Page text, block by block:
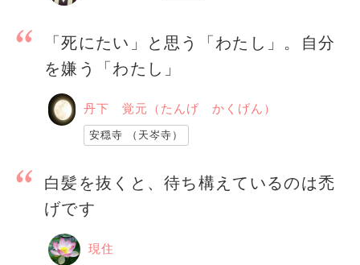
「死にたい」と思う「わたし」。自分
を嫌う「わたし」
丹下 覚元（たんげ かくげん）
安穏寺 （天岑寺）
白髪を抜くと、待ち構えているのは禿
げです
現住